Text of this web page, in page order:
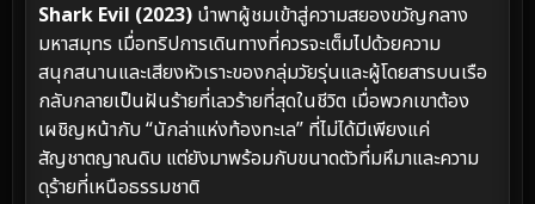
Shark Evil (2023) นำพาผู้ชมเข้าสู่ความสยองขวัญกลาง
มหาสมุทร เมื่อทริปการเดินทางที่ควรจะเต็มไปด้วยความ
สนุกสนานและเสียงหัวเราะของกลุ่มวัยรุ่นและผู้โดยสารบนเรือ
กลับกลายเป็นฝันร้ายที่เลวร้ายที่สุดในชีวิต เมื่อพวกเขาต้อง
เผชิญหน้ากับ “นักล่าแห่งท้องทะเล” ที่ไม่ได้มีเพียงแค่
สัญชาตญาณดิบ แต่ยังมาพร้อมกับขนาดตัวที่มหึมาและความ
ดุร้ายที่เหนือธรรมชาติ